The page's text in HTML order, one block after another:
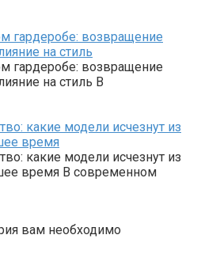
гардеробе: возвращение
на стиль
гардеробе: возвращение
на стиль В
какие модели исчезнут из
время
какие модели исчезнут из
время В современном
вам необходимо